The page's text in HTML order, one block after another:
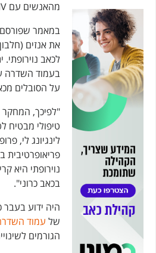
מהאנשים עם HIV.
במאמר
בעמוד השדרה
על הסובלים
"לפיכך, המחקר
טיפולי מבטיח
לינגיונג לי,
פריאופרטיבית
נוירופתי היא
בכאב כרוני".
היה ידוע בעבר
של עמוד
הגורמים